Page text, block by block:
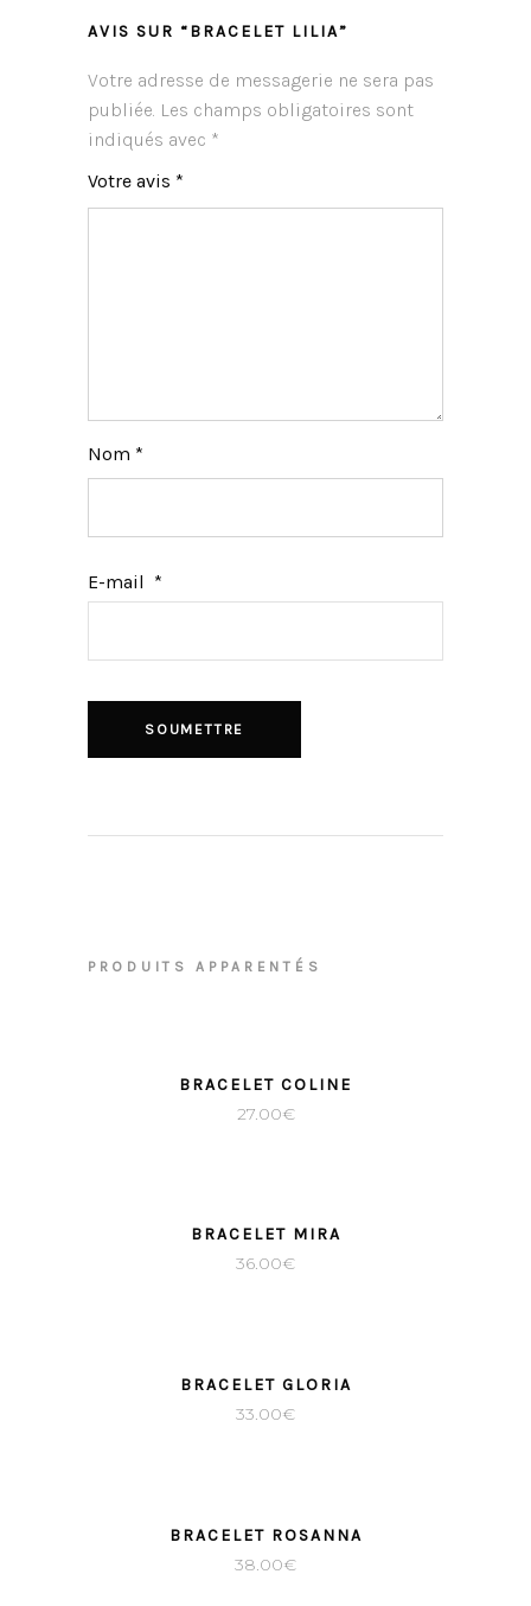
AVIS SUR “BRACELET LILIA”
Votre adresse de messagerie ne sera pas
publiée. Les champs obligatoires sont
indiqués avec *
Votre avis *
Nom *
E-mail *
PRODUITS APPARENTÉS
BRACELET COLINE
27.00€
BRACELET MIRA
36.00€
BRACELET GLORIA
33.00€
BRACELET ROSANNA
38.00€